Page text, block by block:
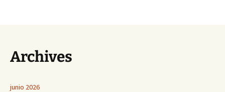
Archives
junio 2026